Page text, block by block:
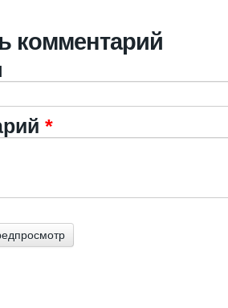
комментарий
*